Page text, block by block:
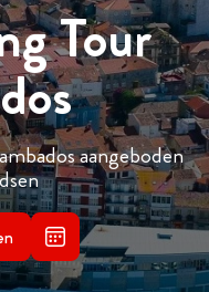
Tour
aangeboden